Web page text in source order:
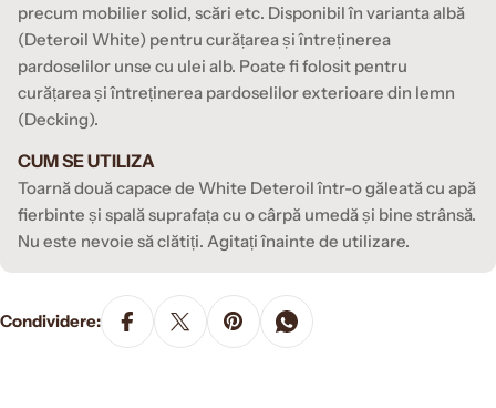
precum mobilier solid, scări etc. Disponibil în varianta albă
(Deteroil White) pentru curățarea și întreținerea
pardoselilor unse cu ulei alb. Poate fi folosit pentru
curățarea și întreținerea pardoselilor exterioare din lemn
(Decking).
CUM SE UTILIZA
Toarnă două capace de White Deteroil într-o găleată cu apă
fierbinte și spală suprafața cu o cârpă umedă și bine strânsă.
Nu este nevoie să clătiți. Agitați înainte de utilizare.
Condividere: